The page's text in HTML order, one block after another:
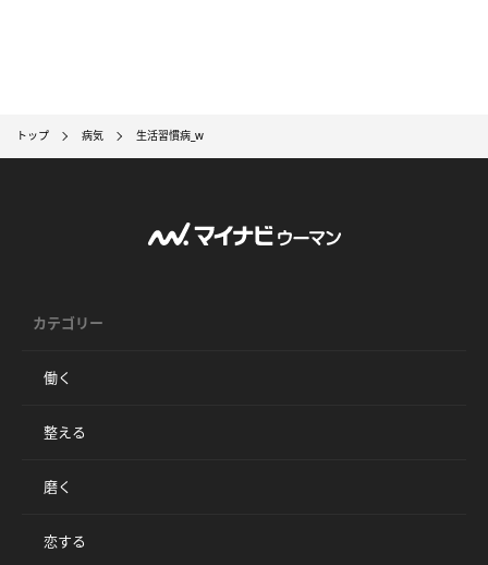
トップ 病気 生活習慣病_w
カテゴリー
働く
整える
磨く
恋する